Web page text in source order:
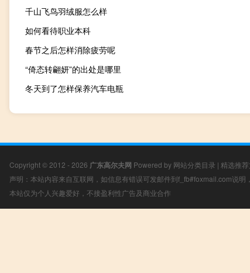
千山飞鸟羽绒服怎么样
如何看待职业本科
春节之后怎样消除疲劳呢
“倚态转翩妍”的出处是哪里
冬天到了怎样保养汽车电瓶
Copyright © 2012 - 2026 广东高尔夫网 Powered by 网站分类目录 | 精选推
声明：本站内容来自互联网，如信息有错误可发邮件到f_fb#foxmail.com说明
本站仅为个人兴趣爱好，不接盈利性广告及商业合作